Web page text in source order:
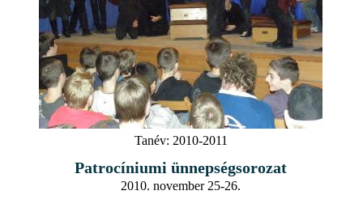
Tanév: 2010-2011
Patrocíniumi ünnepségsorozat
2010. november 25-26.